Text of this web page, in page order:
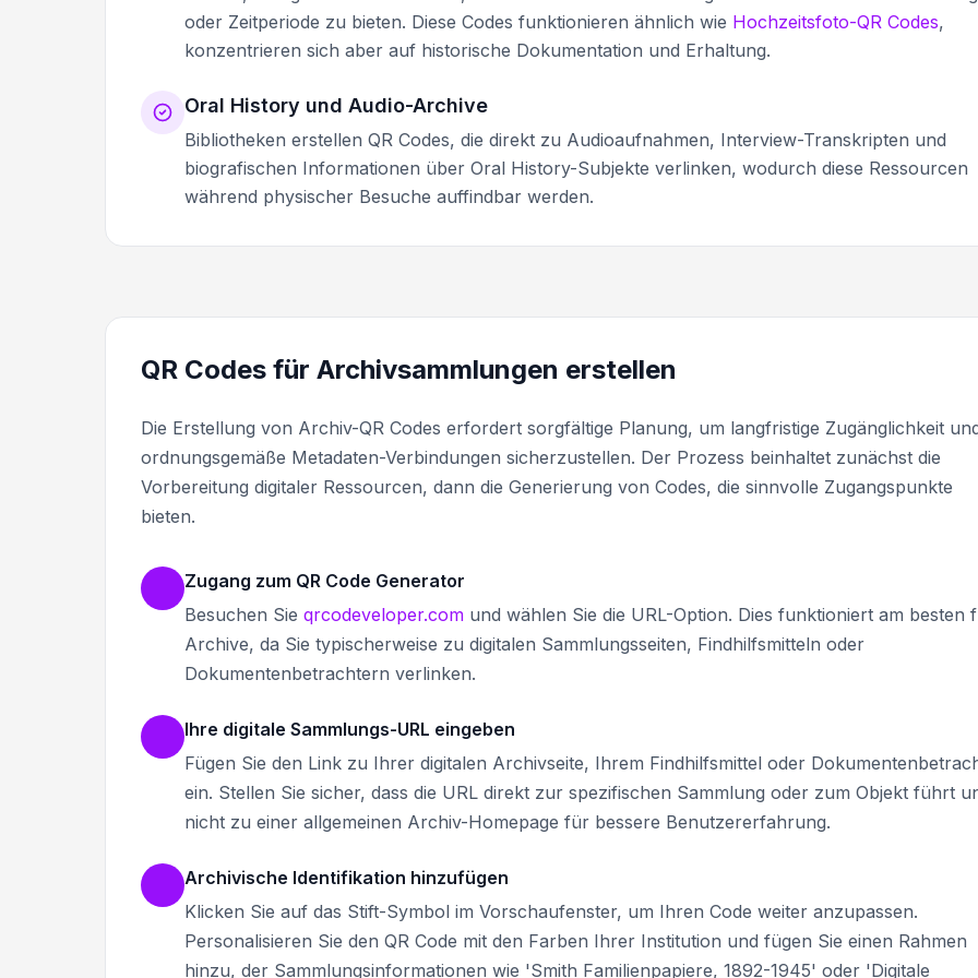
oder Zeitperiode zu bieten. Diese Codes funktionieren ähnlich wie Hochzeitsfoto-QR Codes,
konzentrieren sich aber auf historische Dokumentation und Erhaltung.
Oral History und Audio-Archive
Bibliotheken erstellen QR Codes, die direkt zu Audioaufnahmen, Interview-Transkripten und
biografischen Informationen über Oral History-Subjekte verlinken, wodurch diese Ressourcen
während physischer Besuche auffindbar werden.
QR Codes für Archivsammlungen erstellen
Die Erstellung von Archiv-QR Codes erfordert sorgfältige Planung, um langfristige Zugänglichkeit
ordnungsgemäße Metadaten-Verbindungen sicherzustellen. Der Prozess beinhaltet zunächst die
Vorbereitung digitaler Ressourcen, dann die Generierung von Codes, die sinnvolle Zugangspunkte
bieten.
Zugang zum QR Code Generator
Besuchen Sie qrcodeveloper.com und wählen Sie die URL-Option. Dies funktioniert am besten
Archive, da Sie typischerweise zu digitalen Sammlungsseiten, Findhilfsmitteln oder
Dokumentenbetrachtern verlinken.
Ihre digitale Sammlungs-URL eingeben
Fügen Sie den Link zu Ihrer digitalen Archivseite, Ihrem Findhilfsmittel oder
ein. Stellen Sie sicher, dass die URL direkt zur spezifischen Sammlung oder zum Objekt führt
nicht zu einer allgemeinen Archiv-Homepage für bessere Benutzererfahrung.
Archivische Identifikation hinzufügen
Klicken Sie auf das Stift-Symbol im Vorschaufenster, um Ihren Code weiter anzupassen.
Personalisieren Sie den QR Code mit den Farben Ihrer Institution und fügen Sie einen Rahmen
hinzu, der Sammlungsinformationen wie 'Smith Familienpapiere, 1892-1945' oder 'Digitale